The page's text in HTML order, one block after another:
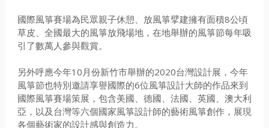
國際風箏賽場為民眾親子休憩、放風箏擘建擁有面積8公頃
草皮、全國最大的風箏放飛場地，在地舉辦的風箏節每年吸
引了數萬人參與觀賞。
另外呼應今年10月份新竹市舉辦的2020台灣設計展，今年
風箏節也特別邀請享譽國際的6位風箏設計大師的作品來到
國際風箏賽場策展，包含美國、德國、法國、英國、澳大利
亞，以及台灣等六個國家風箏設計師的藝術風箏創作，展現
各個藝術家的設計感與創造力。